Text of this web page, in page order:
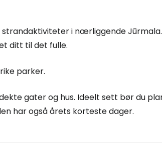
i nærliggende
ditt til det fulle.
parker.
gater og hus. Ideelt sett bør du
har også årets korteste dager.